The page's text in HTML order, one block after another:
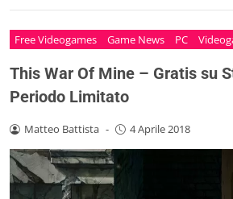
Free Videogames Game News PC
This War Of Mine – Gratis su
Periodo Limitato
Matteo Battista - 4 Aprile 2018